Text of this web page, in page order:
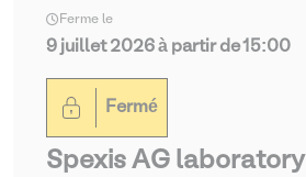
Ferme le
9 juillet 2026 à partir de 15:00
Fermé
Spexis AG laboratory